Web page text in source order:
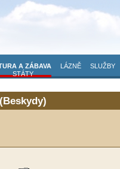
A ZÁBAVA LÁZNĚ SLUŽBY
STÁTY